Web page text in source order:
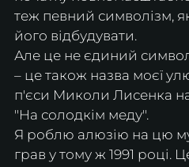
теж певний символізм,
його відбудувати.
Але це не єдиний символ
– це також назва моєї
п'єси Миколи Лисенка на
"На солодкім меду".
Я роблю алюзію на цю
грав у тому ж 1991 році.